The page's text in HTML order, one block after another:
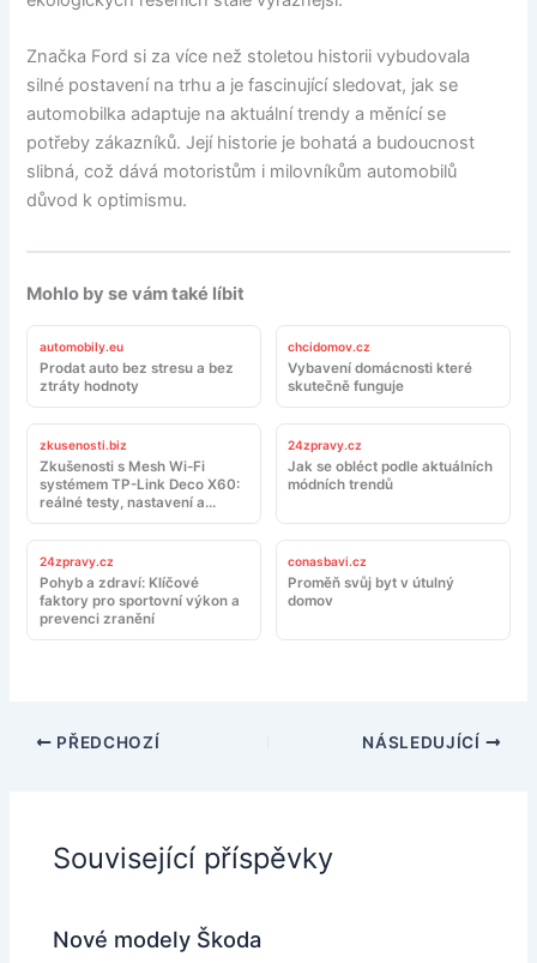
Značka Ford si za více než stoletou historii vybudovala
silné postavení na trhu a je fascinující sledovat, jak se
automobilka adaptuje na aktuální trendy a měnící se
potřeby zákazníků. Její historie je bohatá a budoucnost
slibná, což dává motoristům i milovníkům automobilů
důvod k optimismu.
Mohlo by se vám také líbit
automobily.eu
Prodat auto bez stresu a bez
ztráty hodnoty
chcidomov.cz
Vybavení domácnosti které
skutečně funguje
zkusenosti.biz
Zkušenosti s Mesh Wi-Fi
systémem TP-Link Deco X60:
reálné testy, nastavení a
doporučení
24zpravy.cz
Jak se obléct podle aktuálních
módních trendů
24zpravy.cz
Pohyb a zdraví: Klíčové
faktory pro sportovní výkon a
prevenci zranění
conasbavi.cz
Proměň svůj byt v útulný
domov
PŘEDCHOZÍ NÁSLEDUJÍCÍ
Související příspěvky
Nové modely Škoda